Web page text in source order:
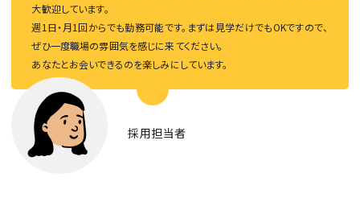
採用担当者
大歓迎しています。
週1日・月1回からでも勤務可能です。まずは見学だけでもOKですので、
ぜひ一度職場の雰囲気を感じに来てください。
あなたとお会いできるのを楽しみにしています。